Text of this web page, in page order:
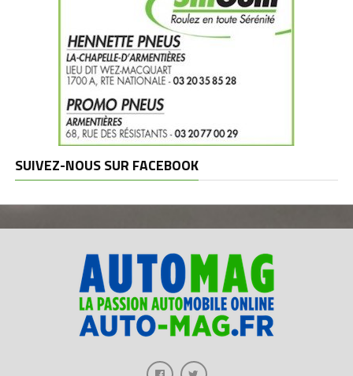
SUIVEZ-NOUS SUR FACEBOOK